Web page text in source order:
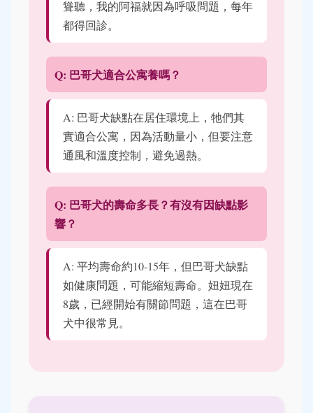
聳聽，我的阿福就因為呼吸問題，每年
都得回診。
Q: 巴哥犬適合公寓養嗎？
A: 巴哥犬缺點在居住環境上，牠們其
實適合公寓，因為活動量小，但要注意
通風和溫度控制，避免過熱。
Q: 巴哥犬的壽命多長？有沒有因缺點影
響？
A: 平均壽命約10-15年，但巴哥犬缺點
如健康問題，可能縮短壽命。妞妞現在
8歲，已經開始有關節問題，這在巴哥
犬中很常見。